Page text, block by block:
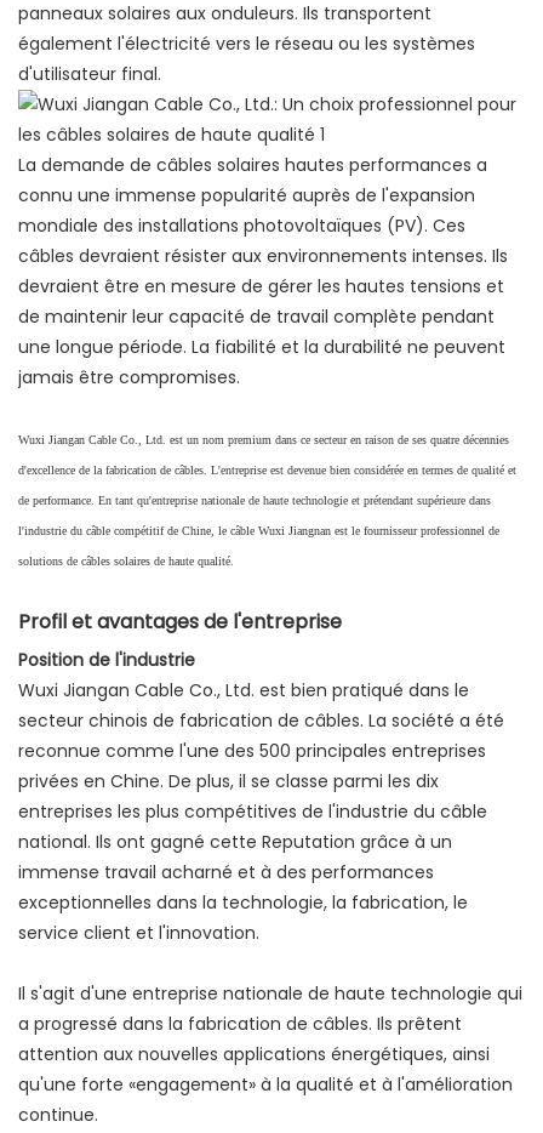
panneaux solaires aux onduleurs. Ils transportent
également l'électricité vers le réseau ou les systèmes
d'utilisateur final.
La demande de câbles solaires hautes performances a
connu une immense popularité auprès de l'expansion
mondiale des installations photovoltaïques (PV). Ces
câbles devraient résister aux environnements intenses. Ils
devraient être en mesure de gérer les hautes tensions et
de maintenir leur capacité de travail complète pendant
une longue période. La fiabilité et la durabilité ne peuvent
jamais être compromises.
Wuxi Jiangan Cable Co., Ltd. est un nom premium dans ce secteur en raison de ses quatre décennies
d'excellence de la fabrication de câbles. L'entreprise est devenue bien considérée en termes de qualité et
de performance. En tant qu'entreprise nationale de haute technologie et prétendant supérieure dans
l'industrie du câble compétitif de Chine, le câble Wuxi Jiangnan est le fournisseur professionnel de
solutions de câbles solaires de haute qualité.
Profil et avantages de l'entreprise
Position de l'industrie
Wuxi Jiangan Cable Co., Ltd. est bien pratiqué dans le
secteur chinois de fabrication de câbles. La société a été
reconnue comme l'une des 500 principales entreprises
privées en Chine. De plus, il se classe parmi les dix
entreprises les plus compétitives de l'industrie du câble
national. Ils ont gagné cette ‌Reputation‌ grâce à un
immense travail acharné et à des performances
exceptionnelles dans la technologie, la fabrication, le
service client et l'innovation.
Il s'agit d'une entreprise nationale de haute technologie qui
a progressé dans la fabrication de câbles. Ils prêtent
attention aux nouvelles applications énergétiques, ainsi
qu'une forte «engagement» à la qualité et à l'amélioration
continue.